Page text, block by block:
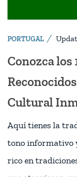
PORTUGAL
Conozca los
Cultural
Aquí tienes la
tono informativo
rico en